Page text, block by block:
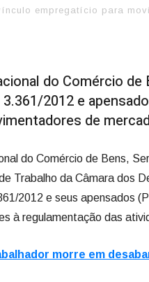
empregatício para
do Comércio de
2012 e
de
do Comércio de Bens,
Trabalho da Câmara dos
2012 e seus apensados
à regulamentação das
morre em